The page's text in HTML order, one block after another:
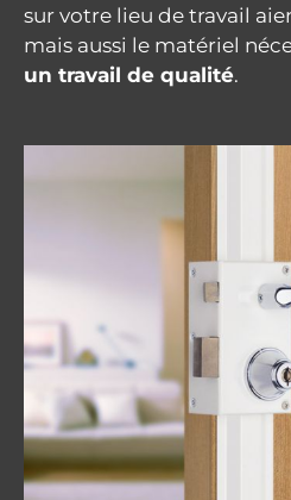
sur votre lieu de travail
mais aussi le matériel
un travail de qualité.